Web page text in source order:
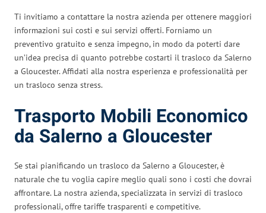
Ti invitiamo a contattare la nostra azienda per ottenere maggiori
informazioni sui costi e sui servizi offerti. Forniamo un
preventivo gratuito e senza impegno, in modo da poterti dare
un’idea precisa di quanto potrebbe costarti il trasloco da Salerno
a Gloucester. Affidati alla nostra esperienza e professionalità per
un trasloco senza stress.
Trasporto Mobili Economico
da Salerno a Gloucester
Se stai pianificando un trasloco da Salerno a Gloucester, è
naturale che tu voglia capire meglio quali sono i costi che dovrai
affrontare. La nostra azienda, specializzata in servizi di trasloco
professionali, offre tariffe trasparenti e competitive.